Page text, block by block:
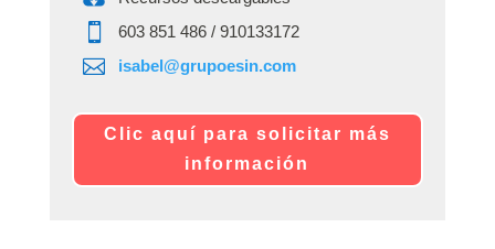
 ‭603 851 486‬ / 910133172
 isabel@grupoesin.com
Clic aquí para solicitar más
información